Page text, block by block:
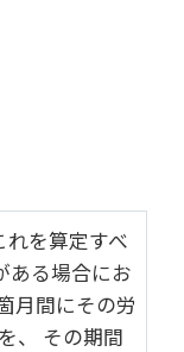
を算定すべ
ある場合にお
月間にその労
、 その期間